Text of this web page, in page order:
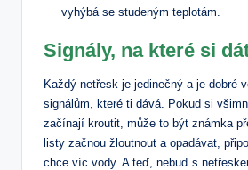
vyhýbá se studeným teplotám.
Signály, na které si
Každý netřesk je jedinečný a je dobré
signálům, které ti dává. Pokud si
začínají kroutit, může to být známka
listy začnou žloutnout a opadávat,
chce víc vody. A teď, nebuď s